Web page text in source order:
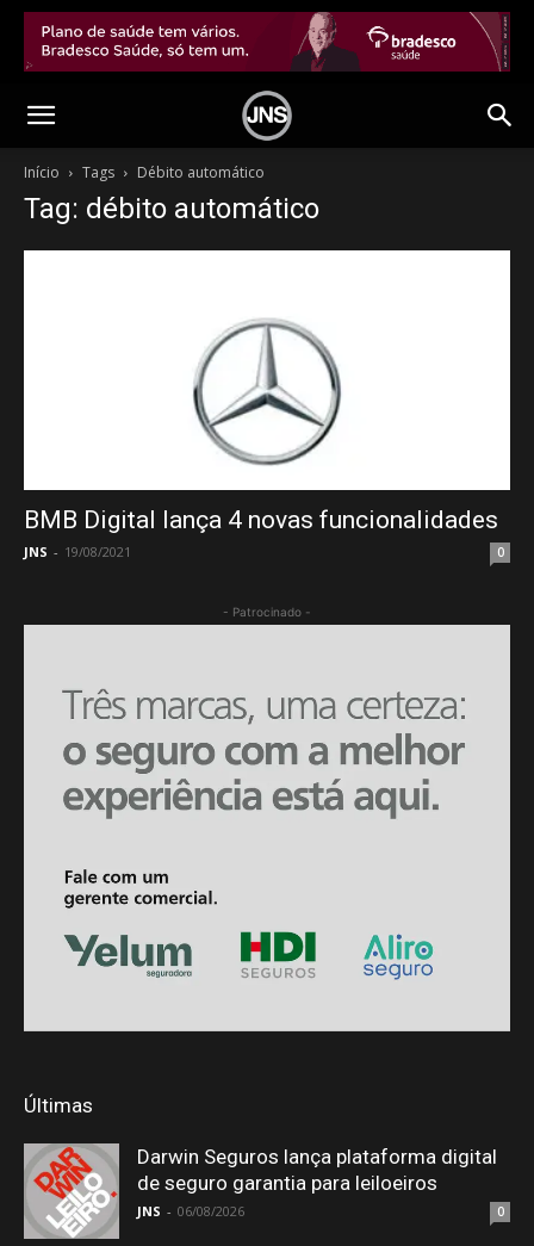
Início Tags Débito automático
Tag: débito automático
BMB Digital lança 4 novas funcionalidades
JNS - 19/08/2021 0
- Patrocinado -
Últimas
Darwin Seguros lança plataforma digital
de seguro garantia para leiloeiros
JNS - 06/08/2026 0